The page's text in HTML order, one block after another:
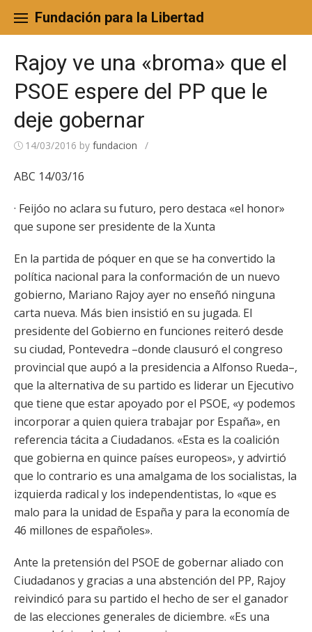
content
Fundación para la Libertad
Rajoy ve una «broma» que el
PSOE espere del PP que le
deje gobernar
14/03/2016 by fundacion /
ABC 14/03/16
· Feijóo no aclara su futuro, pero destaca «el honor»
que supone ser presidente de la Xunta
En la partida de póquer en que se ha convertido la
política nacional para la conformación de un nuevo
gobierno, Mariano Rajoy ayer no enseñó ninguna
carta nueva. Más bien insistió en su jugada. El
presidente del Gobierno en funciones reiteró desde
su ciudad, Pontevedra –donde clausuró el congreso
provincial que aupó a la presidencia a Alfonso Rueda–,
que la alternativa de su partido es liderar un Ejecutivo
que tiene que estar apoyado por el PSOE, «y podemos
incorporar a quien quiera trabajar por España», en
referencia tácita a Ciudadanos. «Esta es la coalición
que gobierna en quince países europeos», y advirtió
que lo contrario es una amalgama de los socialistas, la
izquierda radical y los independentistas, lo «que es
malo para la unidad de España y para la economía de
46 millones de españoles».
Ante la pretensión del PSOE de gobernar aliado con
Ciudadanos y gracias a una abstención del PP, Rajoy
reivindicó para su partido el hecho de ser el ganador
de las elecciones generales de diciembre. «Es una